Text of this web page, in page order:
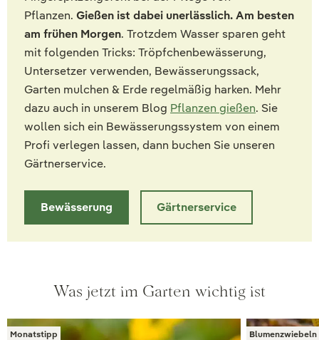
Pflanzen. Gießen ist dabei unerlässlich. Am besten
am frühen Morgen. Trotzdem Wasser sparen geht
mit folgenden Tricks: Tröpfchenbewässerung,
Untersetzer verwenden, Bewässerungssack,
Garten mulchen & Erde regelmäßig harken. Mehr
dazu auch in unserem Blog Pflanzen gießen. Sie
wollen sich ein Bewässerungssystem von einem
Profi verlegen lassen, dann buchen Sie unseren
Gärtnerservice.
Bewässerung Gärtnerservice
Was jetzt im Garten wichtig ist
Monatstipp